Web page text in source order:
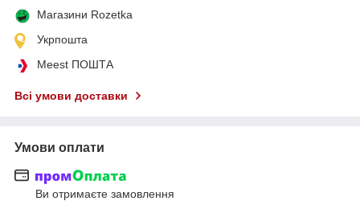
Магазини Rozetka
Укрпошта
Meest ПОШТА
Всі умови доставки
Умови оплати
Ви отримаєте замовлення